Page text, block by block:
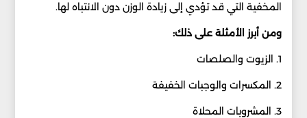
المخفية التي قد تؤدي إلى زيادة الوزن دون الانتباه لها.
ومن أبرز الأمثلة على ذلك:
1. الزيوت والصلصات
2. المكسرات والوجبات الخفيفة
3. المشروبات المحلاة